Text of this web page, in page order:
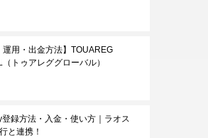
運用・出金方法】TOUAREG
トゥアレググローバル）
登録方法・入金・使い方｜ラオス
と連携！